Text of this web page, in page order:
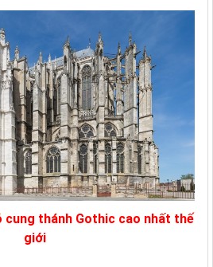
cung thánh Gothic cao nhất thế
giới